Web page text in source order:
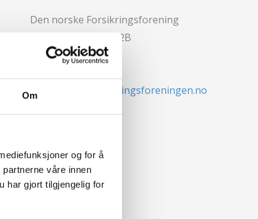
Om
og for å
våre innen
har gjort tilgjengelig for
Den norske Forsikringsforening
Voksenkollveien 112B
0790 Oslo
Epost: post@forsikringsforeningen.no